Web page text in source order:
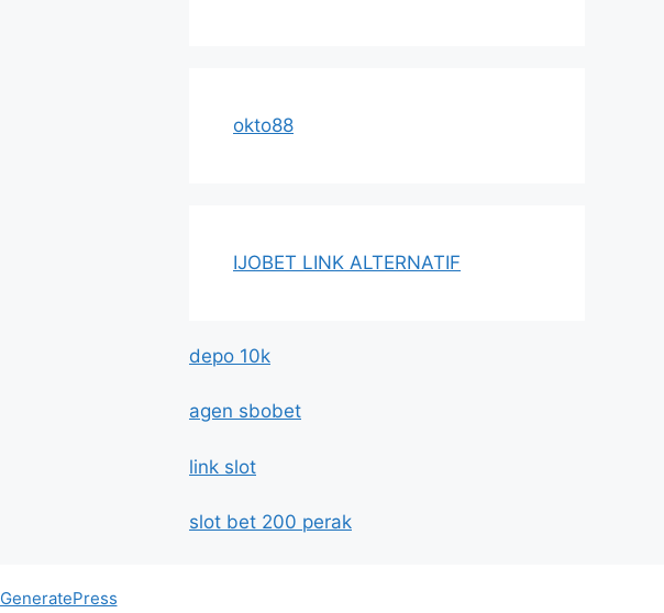
okto88
IJOBET LINK ALTERNATIF
depo 10k
agen sbobet
link slot
slot bet 200 perak
GeneratePress